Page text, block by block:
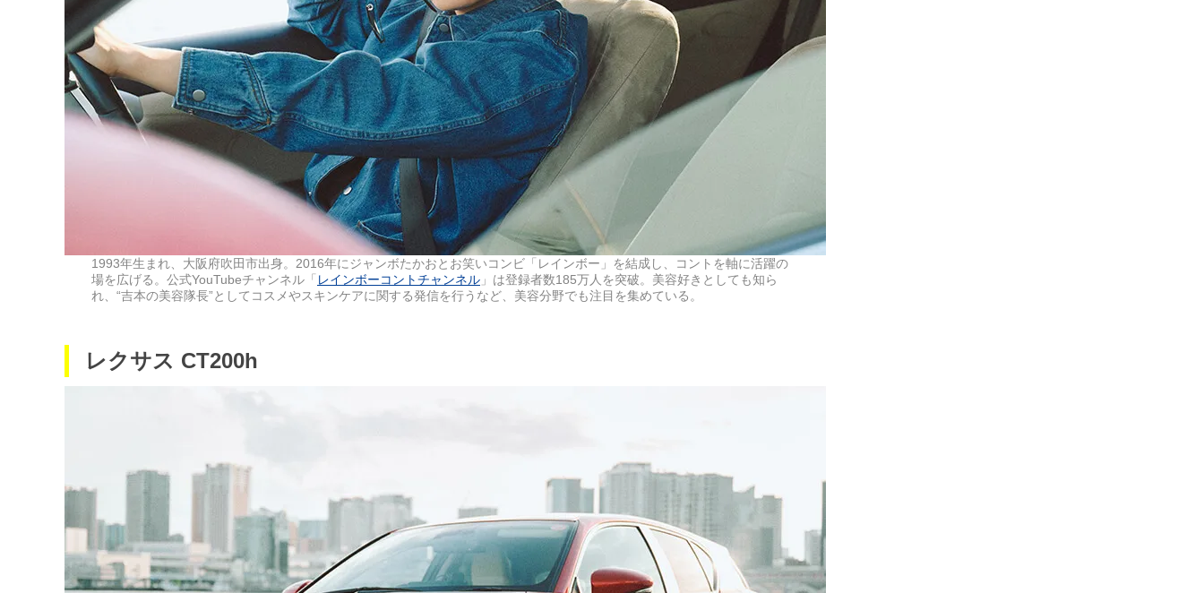
1993年生まれ、大阪府吹田市出身。2016年にジャンボたかおとお笑いコンビ「レインボー」を結成し、コントを軸に活躍の
場を広げる。公式YouTubeチャンネル「レインボーコントチャンネル 」は登録者数185万人を突破。美容好きとしても知ら
れ、“吉本の美容隊長”としてコスメやスキンケアに関する発信を行うなど、美容分野でも注目を集めている。
レクサス CT200h